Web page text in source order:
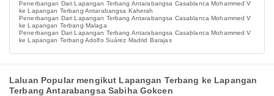
Penerbangan Dari Lapangan Terbang Antarabangsa Casablanca Mohammed V
ke Lapangan Terbang Antarabangsa Kaherah
Penerbangan Dari Lapangan Terbang Antarabangsa Casablanca Mohammed V
ke Lapangan Terbang Malaga
Penerbangan Dari Lapangan Terbang Antarabangsa Casablanca Mohammed V
ke Lapangan Terbang Adolfo Suárez Madrid Barajas
Laluan Popular mengikut Lapangan Terbang ke Lapangan
Terbang Antarabangsa Sabiha Gokcen